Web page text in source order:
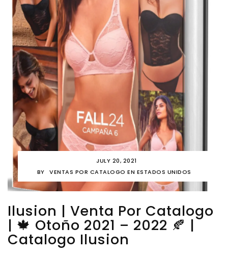
JULY 20, 2021
BY
VENTAS POR CATALOGO EN ESTADOS UNIDOS
Ilusion | Venta Por Catalogo
| 🍁 Otoño 2021 – 2022 🍂 |
Catalogo Ilusion